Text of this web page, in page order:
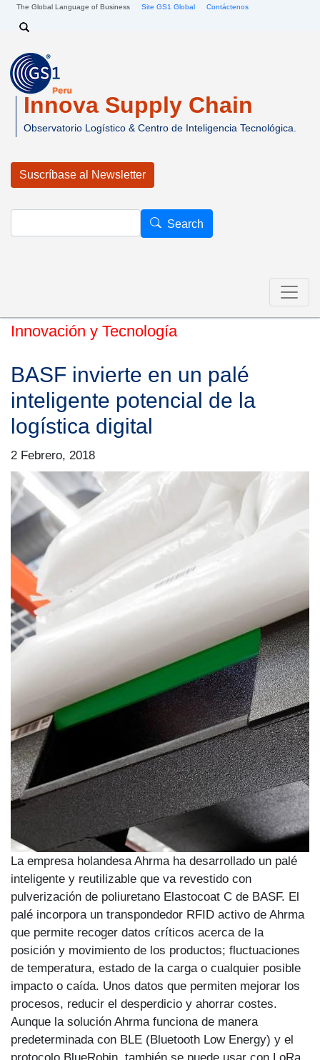
Pasar al contenido principal
The Global Language of Business Site GS1 Global Contáctenos
Search
Innova Supply Chain
Observatorio Logístico & Centro de Inteligencia Tecnológica.
Suscríbase al Newsletter
Search
Innovación y Tecnología
BASF invierte en un palé
inteligente potencial de la
logística digital
2 Febrero, 2018
La empresa holandesa Ahrma ha desarrollado un palé
inteligente y reutilizable que va revestido con
pulverización de poliuretano Elastocoat C de BASF. El
palé incorpora un transpondedor RFID activo de Ahrma
que permite recoger datos críticos acerca de la
posición y movimiento de los productos; fluctuaciones
de temperatura, estado de la carga o cualquier posible
impacto o caída. Unos datos que permiten mejorar los
procesos, reducir el desperdicio y ahorrar costes.
Aunque la solución Ahrma funciona de manera
predeterminada con BLE (Bluetooth Low Energy) y el
protocolo BlueRobin, también se puede usar con LoRa,